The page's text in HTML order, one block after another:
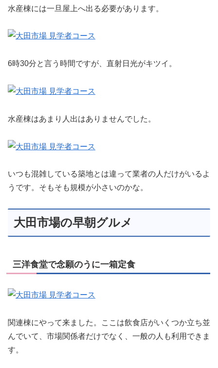
水産棟には一旦屋上へ出る必要があります。
6時30分と言う時間ですが、直射日光がキツイ。
水産棟はあまり人出はありませんでした。
いつも混雑している築地とは違って業者の人だけがいるよ
うです。そもそも規模が小さいのかな。
大田市場の早朝グルメ
三洋食堂で念願のうに一箱定食
関連棟にやって来ました。ここは飲食店がいくつか立ち並
んでいて、市場関係者だけでなく、一般の人も利用できま
す。